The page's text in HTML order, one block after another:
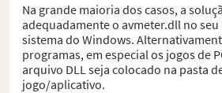
Na grande maioria dos casos, a
adequadamente o avmeter.dll no seu
sistema do Windows.
programas, em especial os jogos de
arquivo DLL seja colocado na pasta
jogo/aplicativo.